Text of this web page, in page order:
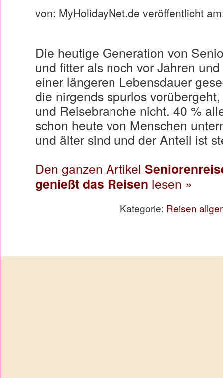
von: MyHolidayNet.de veröffentlicht
Die heutige Generation von
und fitter als noch vor Jahren
einer längeren Lebensdauer
die nirgends spurlos
und Reisebranche nicht. 40 %
schon heute von Menschen
und älter sind und der Anteil ist
Den ganzen Artikel
genießt das Reisen lesen »
Kategorie: Reisen